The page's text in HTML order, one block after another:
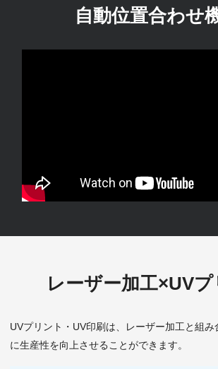
自動位置合わせ
レーザー加工×UVプ
UVプリント・UV印刷は、レーザー加工と組み
に生産性を向上させることができます。